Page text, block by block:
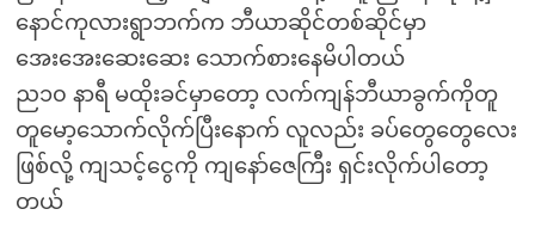
နောင်ကုလားရွာဘက်က ဘီယာဆိုင်တစ်ဆိုင်မှာ
အေးအေးဆေးဆေး သောက်စားနေမိပါတယ်
ည၁၀ နာရီ မထိုးခင်မှာတော့ လက်ကျန်ဘီယာခွက်ကိုတူ
တူမော့သောက်လိုက်ပြီးနောက် လူလည်း ခပ်တွေတွေလေး
ဖြစ်လို့ ကျသင့်ငွေကို ကျနော်ဇေကြီး ရှင်းလိုက်ပါတော့
တယ်